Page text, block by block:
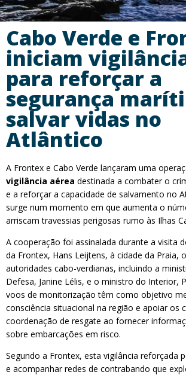
Cabo Verde e
iniciam
para reforçar a
segurança
salvar vidas no
Atlântico
A Frontex e Cabo Verde lançaram uma
vigilância aérea destinada a combater o
e a reforçar a capacidade de salvamento no
surge num momento em que aumenta o
arriscam travessias perigosas rumo às Ilhas
A cooperação foi assinalada durante a visita
da Frontex, Hans Leijtens, à cidade da Praia,
autoridades cabo-verdianas, incluindo a
Defesa, Janine Lélis, e o ministro do Interior,
voos de monitorização têm como objetivo
consciência situacional na região e apoiar os
coordenação de resgate ao fornecer
sobre embarcações em risco.
Segundo a Frontex, esta vigilância reforçada
e acompanhar redes de contrabando que